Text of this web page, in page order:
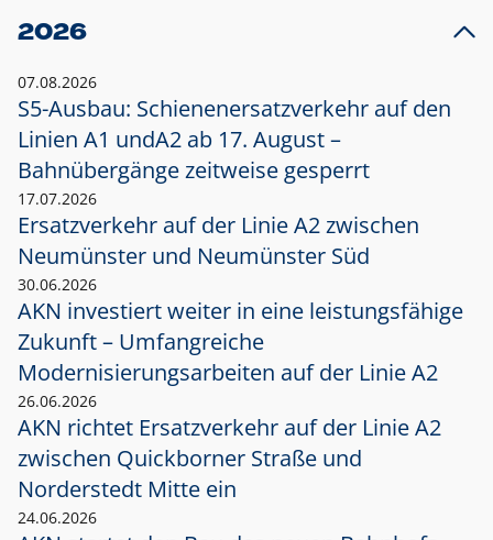
2026
07.08.2026
S5-Ausbau: Schienenersatzverkehr auf den
Linien A1 undA2 ab 17. August –
Bahnübergänge zeitweise gesperrt
17.07.2026
Ersatzverkehr auf der Linie A2 zwischen
Neumünster und Neumünster Süd
30.06.2026
AKN investiert weiter in eine leistungsfähige
Zukunft – Umfangreiche
Modernisierungsarbeiten auf der Linie A2
26.06.2026
AKN richtet Ersatzverkehr auf der Linie A2
zwischen Quickborner Straße und
Norderstedt Mitte ein
24.06.2026